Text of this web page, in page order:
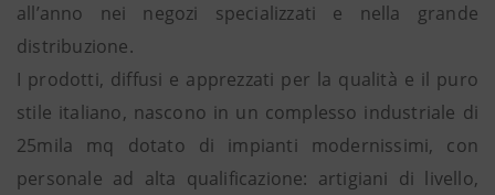
all’anno nei negozi specializzati e nella grande
distribuzione.
I prodotti, diffusi e apprezzati per la qualità e il puro
stile italiano, nascono in un complesso industriale di
25mila mq dotato di impianti modernissimi, con
personale ad alta qualificazione: artigiani di livello,